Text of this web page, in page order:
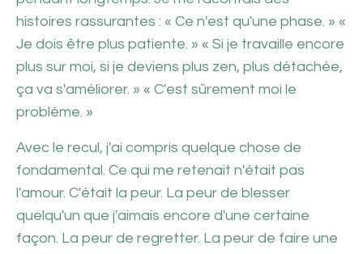
histoires rassurantes : « Ce n'est qu'une phase. » «
Je dois être plus patiente. » « Si je travaille encore
plus sur moi, si je deviens plus zen, plus détachée,
ça va s'améliorer. » « C'est sûrement moi le
problème. »
Avec le recul, j'ai compris quelque chose de
fondamental. Ce qui me retenait n'était pas
l'amour. C'était la peur. La peur de blesser
quelqu'un que j'aimais encore d'une certaine
façon. La peur de regretter. La peur de faire une